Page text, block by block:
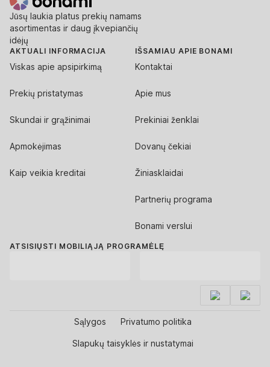
Jūsų laukia platus prekių namams
asortimentas ir daug įkvepiančių
idėjų
AKTUALI INFORMACIJA
Viskas apie apsipirkimą
Prekių pristatymas
Skundai ir grąžinimai
Apmokėjimas
Kaip veikia kreditai
IŠSAMIAU APIE BONAMI
Kontaktai
Apie mus
Prekiniai ženklai
Dovanų čekiai
Žiniasklaidai
Partnerių programa
Bonami verslui
ATSISIŲSTI MOBILIĄJĄ PROGRAMĖLĘ
Sąlygos Privatumo politika
Slapukų taisyklės ir nustatymai